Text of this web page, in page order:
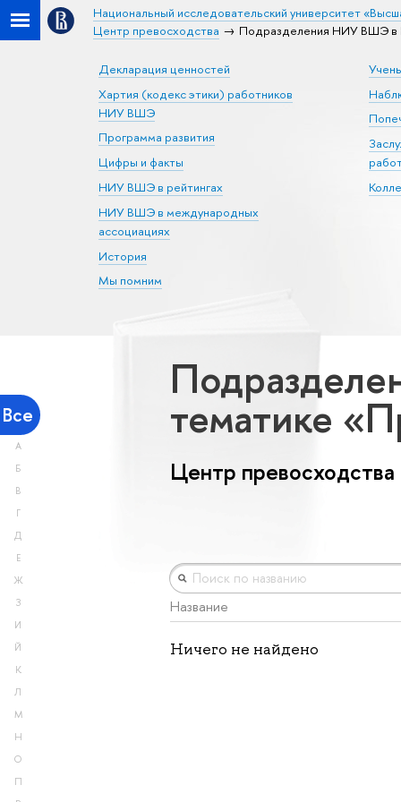
Национальный исследовательский университет
Центр превосходства
Подразделения НИУ ВШЭ в
Декларация ценностей
Хартия (кодекс этики) работников
НИУ ВШЭ
Программа развития
Цифры и факты
НИУ ВШЭ в рейтингах
НИУ ВШЭ в международных
ассоциациях
История
Мы помним
Все
А
Б
В
Г
Д
Е
Ж
З
И
Й
К
Л
М
Н
О
П
тематике
Центр превосходства
Название
Ничего не найдено